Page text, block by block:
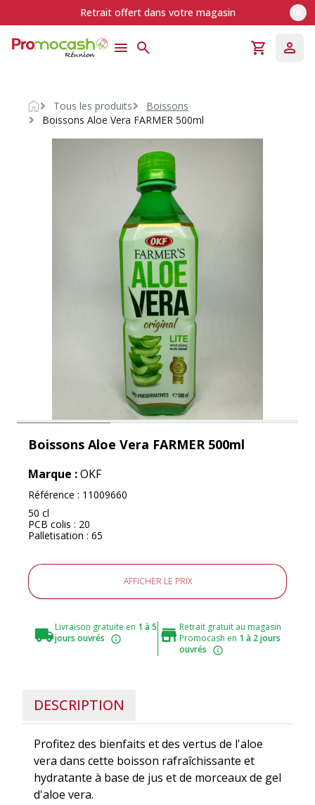
Retrait offert dans votre magasin
Accueil
Tous les produits
Boissons
Boissons Aloe Vera FARMER 500ml
Boissons Aloe Vera FARMER 500ml
Marque :OKF
Référence : 11009660
50 cl
PCB colis : 20
Palletisation : 65
AFFICHER LE PRIX
Livraison gratuite en 1 à 5
jours ouvrés
Retrait gratuit au magasin
Promocash en 1 à 2 jours
ouvrés
DESCRIPTION
Profitez des bienfaits et des vertus de l'aloe
vera dans cette boisson rafraîchissante et
hydratante à base de jus et de morceaux de gel
d'aloe vera.